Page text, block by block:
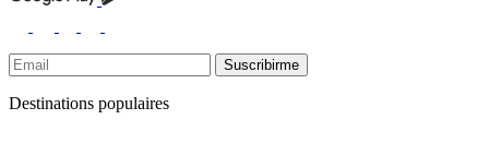
Suscribirme
Destinations populaires